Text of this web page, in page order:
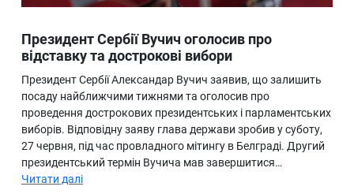
Ukraine
Про нас
Президент Сербії Вучич оголосив про
відставку та дострокові вибори
Президент Сербії Александар Вучич заявив, що залишить
посаду найближчими тижнями та оголосив про
проведення дострокових президентських і парламентських
виборів. Відповідну заяву глава держави зробив у суботу,
27 червня, під час провладного мітингу в Белграді. Другий
президентський термін Вучича мав завершитися…
Читати далі